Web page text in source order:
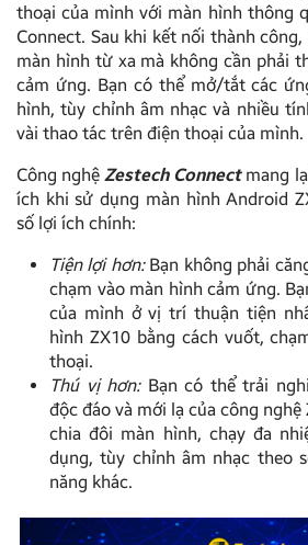
thoại của mình với màn hình thông
Connect. Sau khi kết nối thành
màn hình từ xa mà không cần phải
cảm ứng. Bạn có thể mở/tắt các
hình, tùy chỉnh âm nhạc và nhiều
vài thao tác trên điện thoại của mình.
Công nghệZestech Connectmang
ích khi sử dụng màn hình Android
số lợi ích chính:
Tiện lợi hơn:Bạn không phải
chạm vào màn hình cảm ứng.
của mình ở vị trí thuận tiện
hình ZX10 bằng cách vuốt,
thoại.
Thú vị hơn:Bạn có thể trải
độc đáo và mới lạ của công
chia đôi màn hình, chạy đa
dụng, tùy chỉnh âm nhạc theo
năng khác.